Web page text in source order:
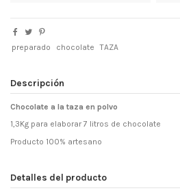
preparado chocolate TAZA
Descripción
Chocolate a la taza en polvo
1,3Kg para elaborar 7 litros de chocolate
Producto 100% artesano
Detalles del producto